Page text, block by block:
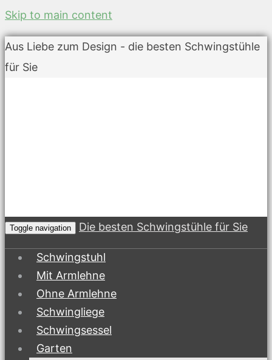
Skip to main content
Aus Liebe zum Design - die besten Schwingstühle
für Sie
Toggle navigation Die besten Schwingstühle für Sie
Schwingstuhl
Mit Armlehne
Ohne Armlehne
Schwingliege
Schwingsessel
Garten